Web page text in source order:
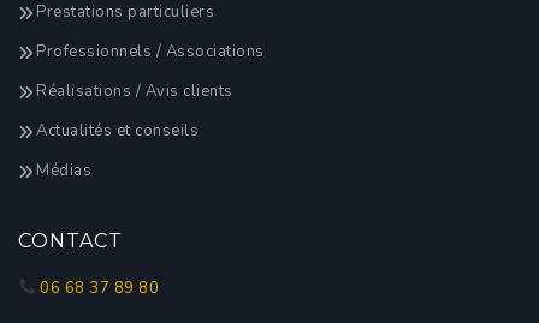
Prestations particuliers
Professionnels / Associations
Réalisations / Avis clients
Actualités et conseils
Médias
CONTACT
06 68 37 89 80